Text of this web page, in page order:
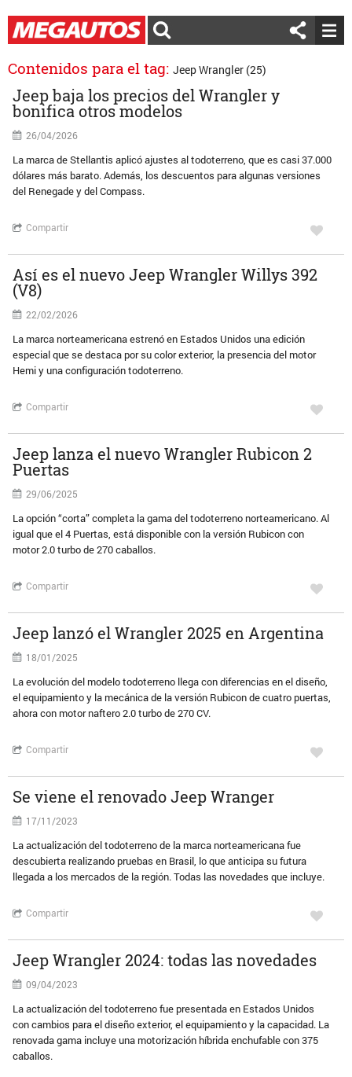
Contenidos para el tag: Jeep Wrangler (25)
Jeep baja los precios del Wrangler y
bonifica otros modelos
26/04/2026
La marca de Stellantis aplicó ajustes al todoterreno, que es casi 37.000
dólares más barato. Además, los descuentos para algunas versiones
del Renegade y del Compass.
Compartir
Así es el nuevo Jeep Wrangler Willys 392
(V8)
22/02/2026
La marca norteamericana estrenó en Estados Unidos una edición
especial que se destaca por su color exterior, la presencia del motor
Hemi y una configuración todoterreno.
Compartir
Jeep lanza el nuevo Wrangler Rubicon 2
Puertas
29/06/2025
La opción “corta” completa la gama del todoterreno norteamericano. Al
igual que el 4 Puertas, está disponible con la versión Rubicon con
motor 2.0 turbo de 270 caballos.
Compartir
Jeep lanzó el Wrangler 2025 en Argentina
18/01/2025
La evolución del modelo todoterreno llega con diferencias en el diseño,
el equipamiento y la mecánica de la versión Rubicon de cuatro puertas,
ahora con motor naftero 2.0 turbo de 270 CV.
Compartir
Se viene el renovado Jeep Wranger
17/11/2023
La actualización del todoterreno de la marca norteamericana fue
descubierta realizando pruebas en Brasil, lo que anticipa su futura
llegada a los mercados de la región. Todas las novedades que incluye.
Compartir
Jeep Wrangler 2024: todas las novedades
09/04/2023
La actualización del todoterreno fue presentada en Estados Unidos
con cambios para el diseño exterior, el equipamiento y la capacidad. La
renovada gama incluye una motorización híbrida enchufable con 375
caballos.